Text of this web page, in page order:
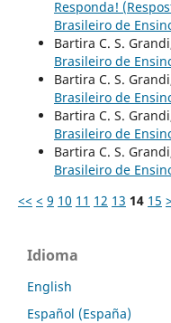
Responda!
Brasileiro de
Bartira C. S.
Brasileiro de
Bartira C. S.
Brasileiro de
Bartira C. S.
Brasileiro de
Bartira C. S.
Brasileiro de
<< < 9 10 11 12 13 14 15 >
Idioma
English
Español (España)